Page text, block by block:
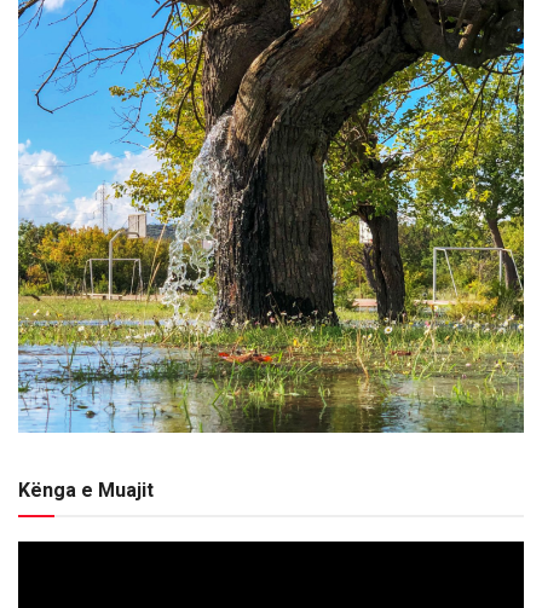
Kënga e Muajit